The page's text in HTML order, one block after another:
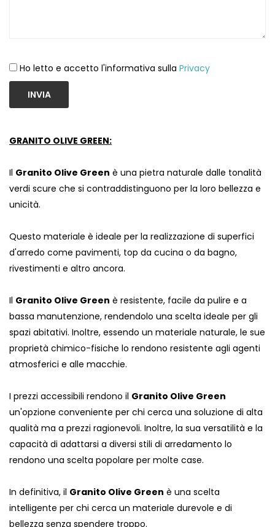
Ho letto e accetto l'informativa sulla Privacy
INVIA
GRANITO OLIVE GREEN:
Il Granito Olive Green è una pietra naturale dalle tonalità
verdi scure che si contraddistinguono per la loro bellezza e
unicità.
Questo materiale è ideale per la realizzazione di superfici
d'arredo come pavimenti, top da cucina o da bagno,
rivestimenti e altro ancora.
Il Granito Olive Green è resistente, facile da pulire e a
bassa manutenzione, rendendolo una scelta ideale per gli
spazi abitativi. Inoltre, essendo un materiale naturale, le sue
proprietà chimico-fisiche lo rendono resistente agli agenti
atmosferici e alle macchie.
I prezzi accessibili rendono il Granito Olive Green
un'opzione conveniente per chi cerca una soluzione di alta
qualità ma a prezzi ragionevoli. Inoltre, la sua versatilità e la
capacità di adattarsi a diversi stili di arredamento lo
rendono una scelta popolare per molte case.
In definitiva, il Granito Olive Green è una scelta
intelligente per chi cerca un materiale durevole e di
bellezza senza spendere troppo.